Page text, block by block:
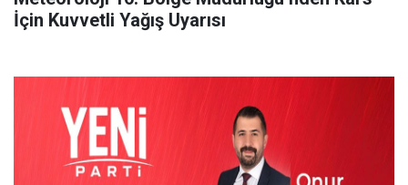
İçin Kuvvetli Yağış Uyarısı